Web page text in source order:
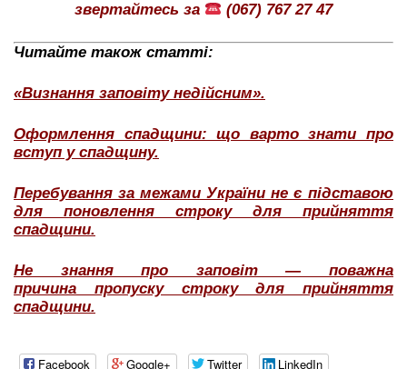
звертайтесь за (067) 767 27 47
Читайте також статті:
«Визнання заповіту недійсним».
Оформлення спадщини: що варто знати про
вступ у спадщину.
Перебування за межами України не є підставою
для поновлення строку для прийняття
спадщини.
Не знання про заповіт — поважна
причина пропуску строку для прийняття
спадщини.
Facebook Google+ Twitter LinkedIn